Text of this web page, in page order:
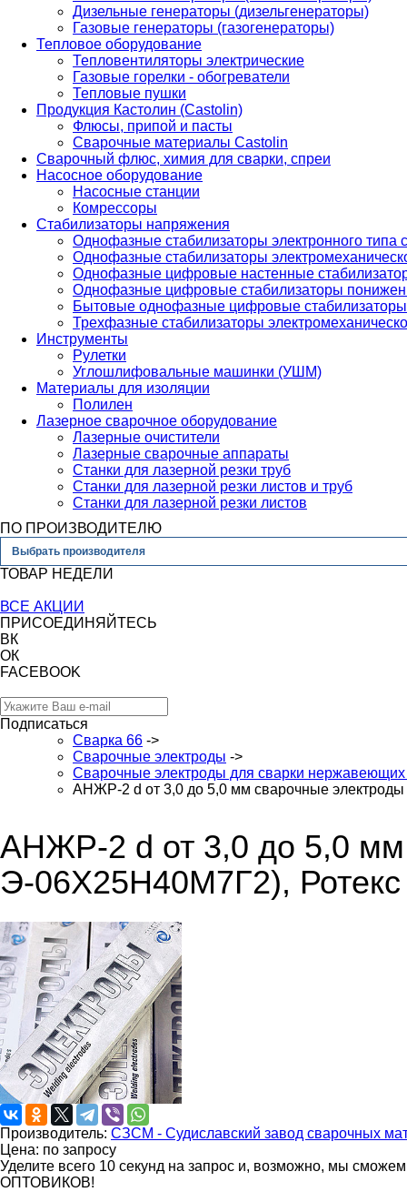
Дизельные генераторы (дизельгенераторы)
Газовые генераторы (газогенераторы)
Тепловое оборудование
Тепловентиляторы электрические
Газовые горелки - обогреватели
Тепловые пушки
Продукция Кастолин (Castolin)
Флюсы, припой и пасты
Сварочные материалы Castolin
Сварочный флюс, химия для сварки, спреи
Насосное оборудование
Насосные станции
Комрессоры
Стабилизаторы напряжения
Однофазные стабилизаторы электронного
Однофазные стабилизаторы
Однофазные цифровые настенные
Однофазные цифровые стабилизаторы
Бытовые однофазные цифровые стабилизаторы
Трехфазные стабилизаторы
Инструменты
Рулетки
Углошлифовальные машинки (УШМ)
Материалы для изоляции
Полилен
Лазерное сварочное оборудование
Лазерные очистители
Лазерные сварочные аппараты
Станки для лазерной резки труб
Станки для лазерной резки листов и труб
Станки для лазерной резки листов
ПО ПРОИЗВОДИТЕЛЮ
Выбрать производителя
ТОВАР НЕДЕЛИ
ВСЕ АКЦИИ
ПРИСОЕДИНЯЙТЕСЬ
ВК
ОК
FACEBOOK
Подписаться
Сварка 66 ->
Сварочные электроды ->
Сварочные электроды для сварки
АНЖР-2 d от 3,0 до 5,0 мм сварочные
АНЖР-2 d от 3,0 до 5,0 мм
Э-06Х25Н40М7Г2),
Производитель: СЗСМ - Судиславский завод сварочных
Цена: по запросу
Уделите всего 10 секунд на запрос и, возможно, мы
ОПТОВИКОВ!